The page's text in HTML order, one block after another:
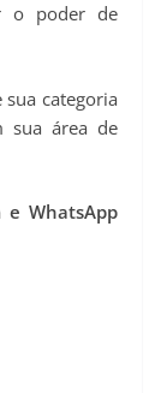
o poder de
categoria
sua área de
e WhatsApp